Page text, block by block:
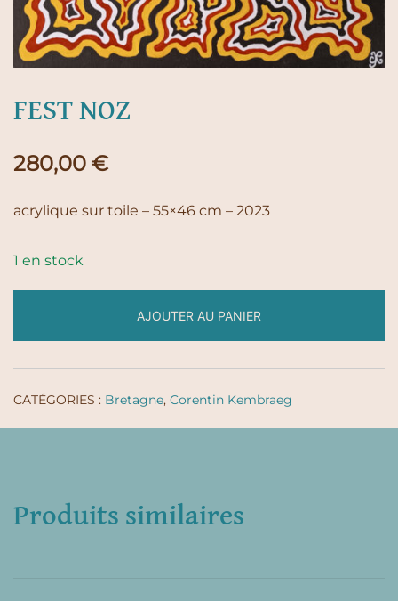
FEST NOZ
280,00 €
acrylique sur toile – 55×46 cm – 2023
1 en stock
AJOUTER AU PANIER
CATÉGORIES : Bretagne, Corentin Kembraeg
Produits similaires